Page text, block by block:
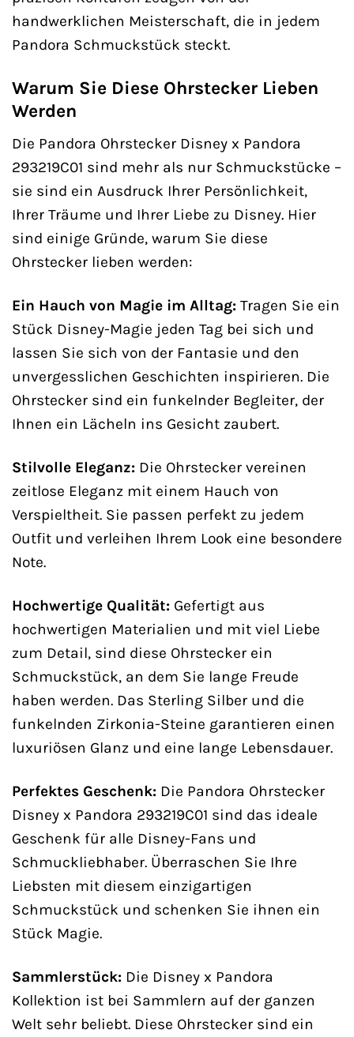
handwerklichen Meisterschaft, die in jedem
Pandora Schmuckstück steckt.
Warum Sie Diese Ohrstecker Lieben
Werden
Die Pandora Ohrstecker Disney x Pandora
293219C01 sind mehr als nur Schmuckstücke –
sie sind ein Ausdruck Ihrer Persönlichkeit,
Ihrer Träume und Ihrer Liebe zu Disney. Hier
sind einige Gründe, warum Sie diese
Ohrstecker lieben werden:
Ein Hauch von Magie im Alltag: Tragen Sie ein
Stück Disney-Magie jeden Tag bei sich und
lassen Sie sich von der Fantasie und den
unvergesslichen Geschichten inspirieren. Die
Ohrstecker sind ein funkelnder Begleiter, der
Ihnen ein Lächeln ins Gesicht zaubert.
Stilvolle Eleganz: Die Ohrstecker vereinen
zeitlose Eleganz mit einem Hauch von
Verspieltheit. Sie passen perfekt zu jedem
Outfit und verleihen Ihrem Look eine besondere
Note.
Hochwertige Qualität: Gefertigt aus
hochwertigen Materialien und mit viel Liebe
zum Detail, sind diese Ohrstecker ein
Schmuckstück, an dem Sie lange Freude
haben werden. Das Sterling Silber und die
funkelnden Zirkonia-Steine garantieren einen
luxuriösen Glanz und eine lange Lebensdauer.
Perfektes Geschenk: Die Pandora Ohrstecker
Disney x Pandora 293219C01 sind das ideale
Geschenk für alle Disney-Fans und
Schmuckliebhaber. Überraschen Sie Ihre
Liebsten mit diesem einzigartigen
Schmuckstück und schenken Sie ihnen ein
Stück Magie.
Sammlerstück: Die Disney x Pandora
Kollektion ist bei Sammlern auf der ganzen
Welt sehr beliebt. Diese Ohrstecker sind ein